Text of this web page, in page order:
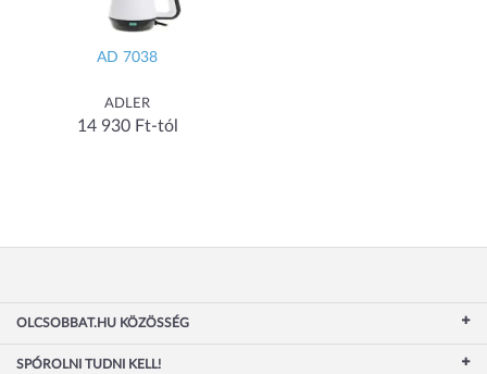
AD 7038
ADLER
14 930 Ft-tól
OLCSOBBAT.HU KÖZÖSSÉG
SPÓROLNI TUDNI KELL!